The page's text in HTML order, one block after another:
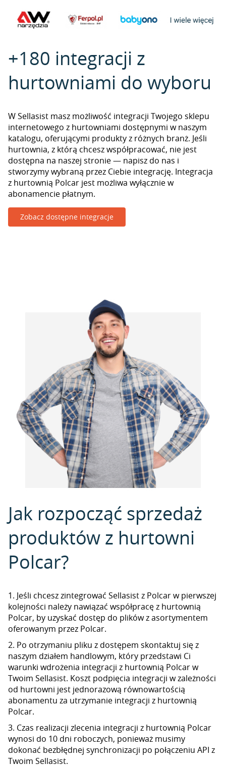
+180 integracji z
hurtowniami do wyboru
W Sellasist masz możliwość integracji Twojego sklepu
internetowego z hurtowniami dostępnymi w naszym
katalogu, oferującymi produkty z różnych branż. Jeśli
hurtownia, z którą chcesz współpracować, nie jest
dostępna na naszej stronie — napisz do nas i
stworzymy wybraną przez Ciebie integrację. Integracja
z hurtownią Polcar jest możliwa wyłącznie w
abonamencie płatnym.
Zobacz dostępne integracje
Jak rozpocząć sprzedaż
produktów z hurtowni
Polcar?
1. Jeśli chcesz zintegrować Sellasist z Polcar w pierwszej
kolejności należy nawiązać współpracę z hurtownią
Polcar, by uzyskać dostęp do plików z asortymentem
oferowanym przez Polcar.
2. Po otrzymaniu pliku z dostępem skontaktuj się z
naszym działem handlowym, który przedstawi Ci
warunki wdrożenia integracji z hurtownią Polcar w
Twoim Sellasist. Koszt podpięcia integracji w zależności
od hurtowni jest jednorazową równowartością
abonamentu za utrzymanie integracji z hurtownią
Polcar.
3. Czas realizacji zlecenia integracji z hurtownią Polcar
wynosi do 10 dni roboczych, ponieważ musimy
dokonać bezbłędnej synchronizacji po połączeniu API z
Twoim Sellasist.